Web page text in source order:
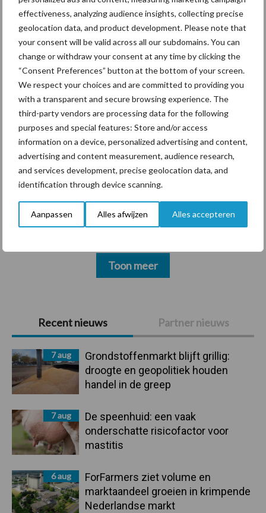
effectiveness, analyzing audience insights, collecting precise
geolocation data, and product development. Please note that
your consent will be valid across all our subdomains. You can
change or withdraw your consent at any time by clicking the
“Consent Preferences” button at the bottom of your screen.
We respect your choices and are committed to providing you
with a transparent and secure browsing experience. The
third-party vendors are processing data for the following
purposes and special features: Store and/or access
information on a device, personalized advertising and content,
advertising and content measurement, audience research,
and services development, precise geolocation data, and
identification through device scanning.
Aanpassen Alles afwijzen Alles accepteren
Primaire
Sidebar
Recent nieuws Partner nieuws
7 aug
Grondstoffenmarkt blijft grillig:
droogte en geopolitiek houden
handel in de greep
7 aug
De speenhuid: een vaak
onderschatte risicofactor voor
mastitis
6 aug
ForFarmers ziet volume en
marktaandeel groeien in krimpende
Nederlandse markt
marktaandeel groeien in
krimpende Nederlandse
markt
Themapagina's
Diergezondheid Bemesting Fokkerij
Derogatie Fosfaatrechten
Toon meer